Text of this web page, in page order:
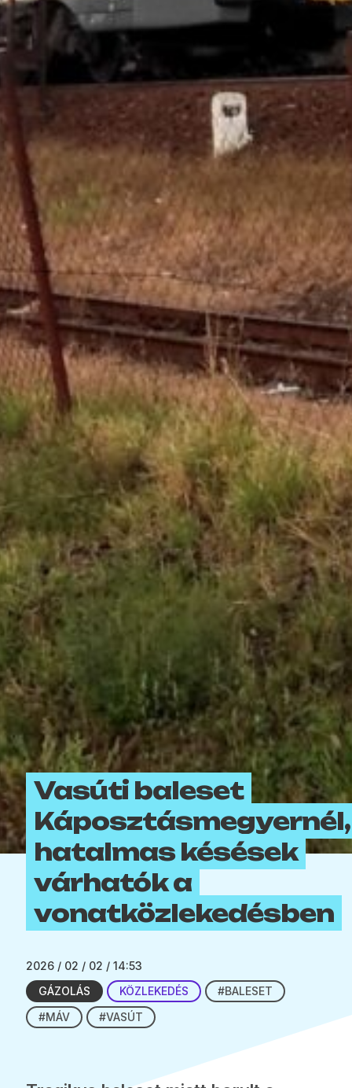
Vasúti baleset
Káposztásmegyernél,
hatalmas késések
várhatók a
vonatközlekedésben
2026 / 02 / 02 / 14:53
GÁZOLÁS
KÖZLEKEDÉS
#BALESET
#MÁV
#VASÚT